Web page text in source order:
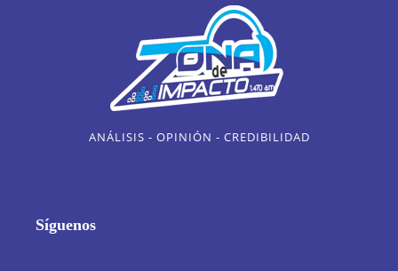
ANÁLISIS - OPINIÓN - CREDIBILIDAD
Síguenos